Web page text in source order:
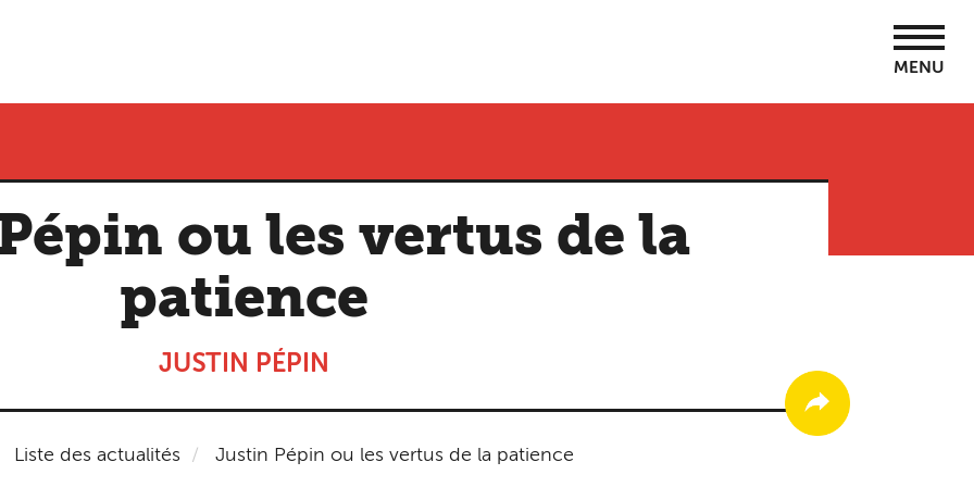
MENU
ou les vertus de la
patience
JUSTIN PÉPIN
Liste des actualités Justin Pépin ou les vertus de la patience